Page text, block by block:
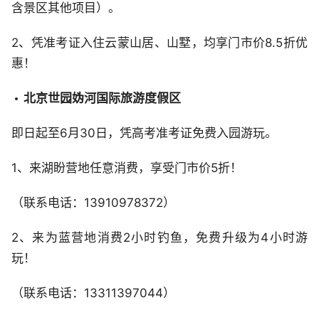
含景区其他项目）。
2、凭准考证入住云蒙山居、山墅，均享门市价8.5折优
惠！
北京世园妫河国际旅游度假区
即日起至6月30日，凭高考准考证免费入园游玩。
1、来湖盼营地任意消费，享受门市价5折！
（联系电话：13910978372）
2、来为蓝营地消费2小时钓鱼，免费升级为4小时游
玩！
（联系电话：13311397044）